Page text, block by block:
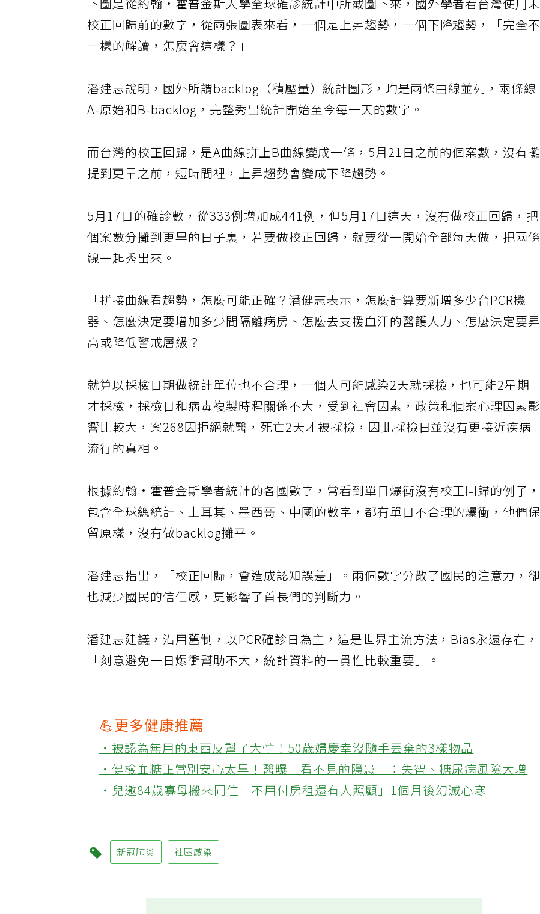
下圖是從約翰·霍普金斯大學全球確診統計中所截圖下來，國外學者看台灣使用未
校正回歸前的數字，從兩張圖表來看，一個是上昇趨勢，一個下降趨勢，「完全不
一樣的解讀，怎麼會這樣？」
潘建志說明，國外所謂backlog（積壓量）統計圖形，均是兩條曲線並列，兩條線
A-原始和B-backlog，完整秀出統計開始至今每一天的數字。
而台灣的校正回歸，是A曲線拼上B曲線變成一條，5月21日之前的個案數，沒有攤
提到更早之前，短時間裡，上昇趨勢會變成下降趨勢。
5月17日的確診數，從333例增加成441例，但5月17日這天，沒有做校正回歸，把
個案數分攤到更早的日子裏，若要做校正回歸，就要從一開始全部每天做，把兩條
線一起秀出來。
「拼接曲線看趨勢，怎麼可能正確？潘健志表示，怎麼計算要新增多少台PCR機
器、怎麼決定要增加多少間隔離病房、怎麼去支援血汗的醫護人力、怎麼決定要昇
高或降低警戒層級？
就算以採檢日期做統計單位也不合理，一個人可能感染2天就採檢，也可能2星期
才採檢，採檢日和病毒複製時程關係不大，受到社會因素，政策和個案心理因素影
響比較大，案268因拒絕就醫，死亡2天才被採檢，因此採檢日並沒有更接近疾病
流行的真相。
根據約翰·霍普金斯學者統計的各國數字，常看到單日爆衝沒有校正回歸的例子，
包含全球總統計、土耳其、墨西哥、中國的數字，都有單日不合理的爆衝，他們保
留原樣，沒有做backlog攤平。
潘建志指出，「校正回歸，會造成認知誤差」。兩個數字分散了國民的注意力，卻
也減少國民的信任感，更影響了首長們的判斷力。
潘建志建議，沿用舊制，以PCR確診日為主，這是世界主流方法，Bias永遠存在，
「刻意避免一日爆衝幫助不大，統計資料的一貫性比較重要」。
💪更多健康推薦
‧被認為無用的東西反幫了大忙！50歲婦慶幸沒隨手丟棄的3樣物品
‧健檢血糖正常別安心太早！醫曝「看不見的隱患」：失智、糖尿病風險大增
‧兒邀84歲寡母搬來同住「不用付房租還有人照顧」1個月後幻滅心寒
新冠肺炎 社區感染